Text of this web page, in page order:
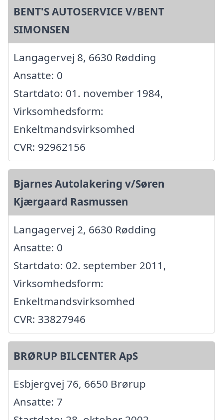
BENT'S AUTOSERVICE V/BENT
SIMONSEN
Langagervej 8, 6630 Rødding
Ansatte: 0
Startdato: 01. november 1984,
Virksomhedsform:
Enkeltmandsvirksomhed
CVR: 92962156
Bjarnes Autolakering v/Søren
Kjærgaard Rasmussen
Langagervej 2, 6630 Rødding
Ansatte: 0
Startdato: 02. september 2011,
Virksomhedsform:
Enkeltmandsvirksomhed
CVR: 33827946
BRØRUP BILCENTER ApS
Esbjergvej 76, 6650 Brørup
Ansatte: 7